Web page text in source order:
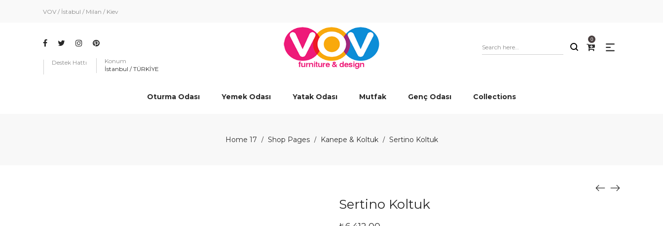
VOV / İstabul / Milan / Kiev
Destek Hattı
Konum
İstanbul / TÜRKİYE
0
Oturma Odası Yemek Odası Yatak Odası Mutfak Genç Odası Collections
Home 17 / Shop Pages / Kanepe & Koltuk / Sertino Koltuk
Sertino Koltuk